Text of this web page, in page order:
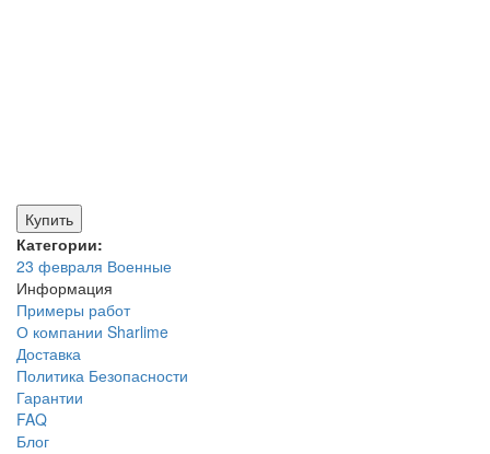
Купить
Категории:
23 февраля Военные
Информация
Примеры работ
О компании Sharlime
Доставка
Политика Безопасности
Гарантии
FAQ
Блог